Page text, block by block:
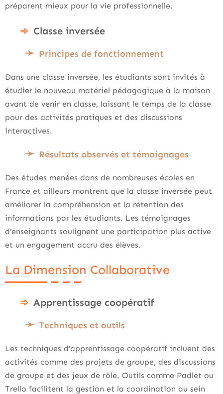
préparent mieux pour la vie professionnelle.
Classe inversée
Principes de fonctionnement
Dans une classe inversée, les étudiants sont invités à
étudier le nouveau matériel pédagogique à la maison
avant de venir en classe, laissant le temps de la classe
pour des activités pratiques et des discussions
interactives.
Résultats observés et témoignages
Des études menées dans de nombreuses écoles en
France et ailleurs montrent que la classe inversée peut
améliorer la compréhension et la rétention des
informations par les étudiants. Les témoignages
d’enseignants soulignent une participation plus active
et un engagement accru des élèves.
La Dimension Collaborative
Apprentissage coopératif
Techniques et outils
Les techniques d’apprentissage coopératif incluent des
activités comme des projets de groupe, des discussions
de groupe et des jeux de rôle. Outils comme Padlet ou
Trello facilitent la gestion et la coordination au sein